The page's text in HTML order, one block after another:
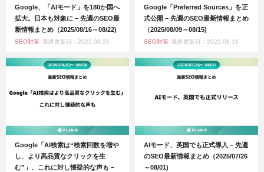
Google、「AIモード」を180か国へ
拡大。日本も対象に – 先週のSEO最
新情報まとめ（2025/08/16～08/22)
SEO対策 最終更新日：2025.08.25
Google「Preferred Sources」を正
式公開 – 先週のSEO最新情報まとめ
（2025/08/09～08/15)
SEO対策 最終更新日：2025.08.18
Google「AI検索は“検索回数を増や
し、より高品質なクリックを生
む”」、これに対し懐疑的な声も –
AIモード、英国でも正式導入 – 先週
のSEO最新情報まとめ（2025/07/26
～08/01)